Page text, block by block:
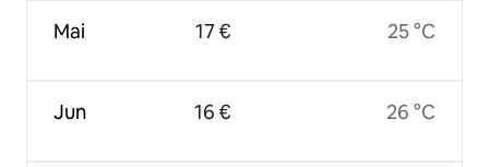
Mai
Jun
17 €
16 €
25 °C
26 °C